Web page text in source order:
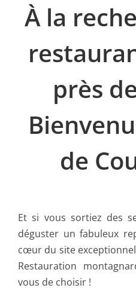
À la
près
de
Et si vous sortiez des
déguster un fabuleux
cœur du site
Restauration
vous de choisir !